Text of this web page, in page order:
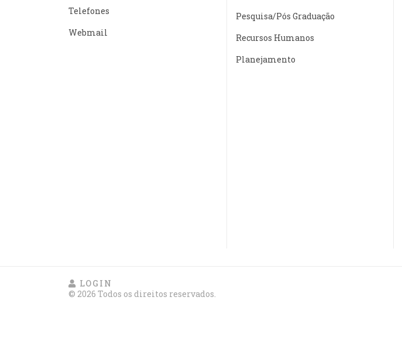
Telefones
Webmail
Pesquisa/Pós Graduação
Recursos Humanos
Planejamento
LOGIN
© 2026 Todos os direitos reservados.